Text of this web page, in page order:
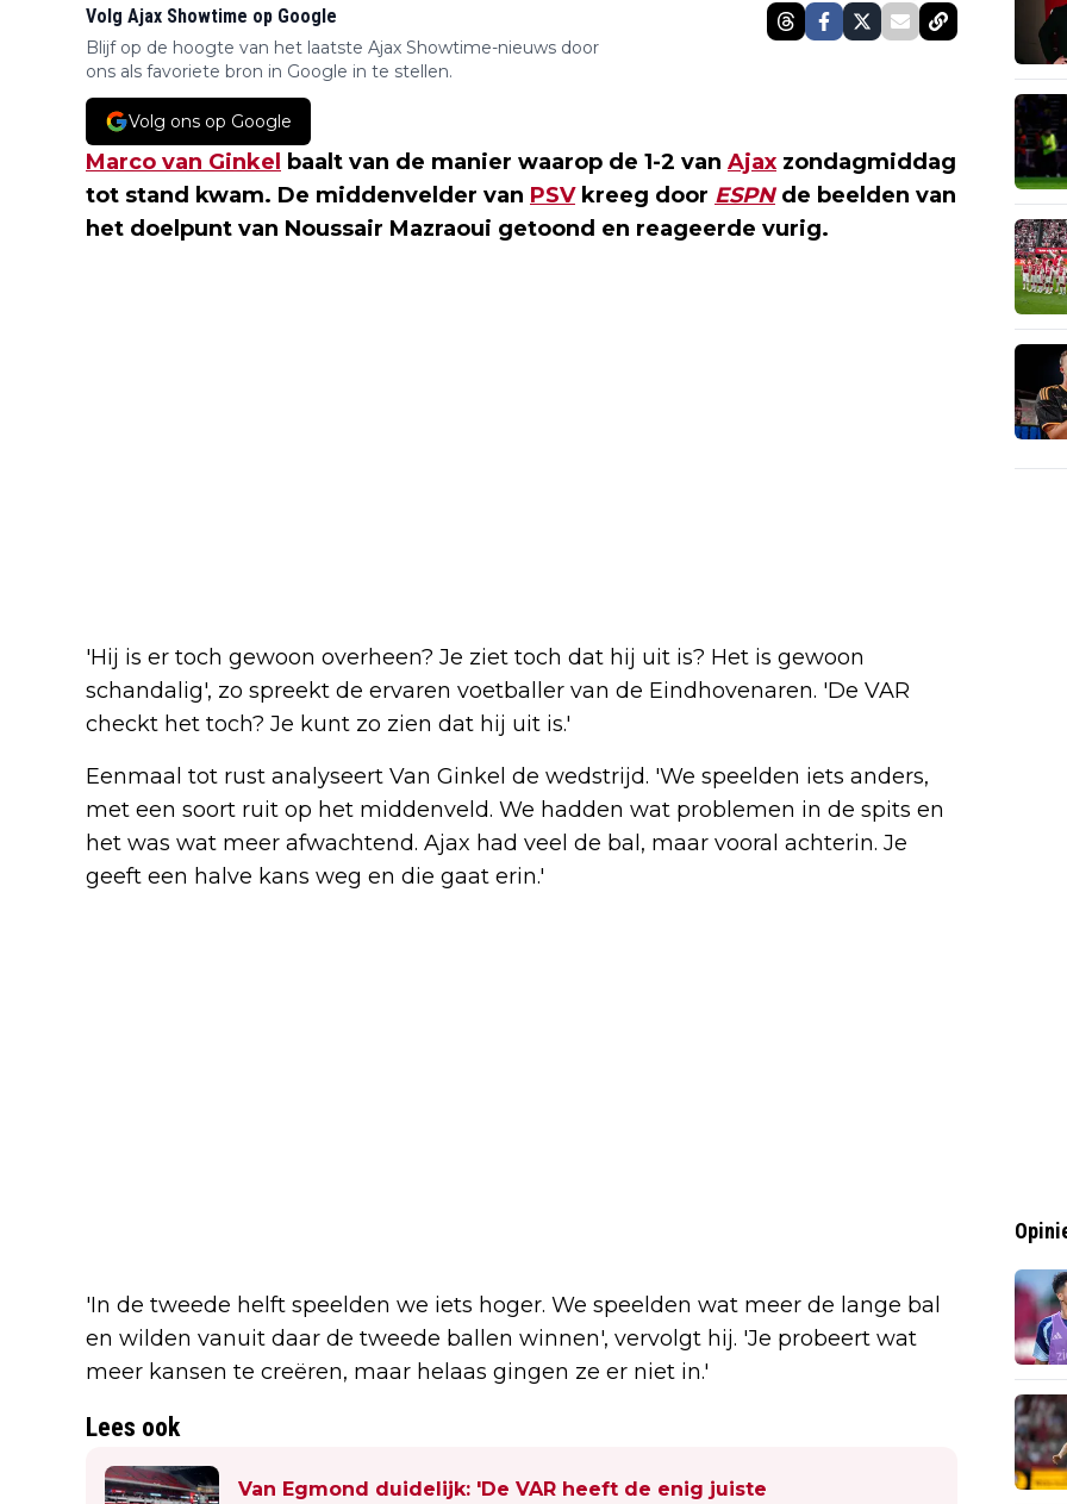
Volg Ajax Showtime op Google
Blijf op de hoogte van het laatste Ajax Showtime-nieuws door
ons als favoriete bron in Google in te stellen.
Volg ons op Google
Marco van Ginkel baalt van de manier waarop de 1-2 van Ajax zondagmiddag
tot stand kwam. De middenvelder van PSVkreeg door ESPNde beelden van
het doelpunt van Noussair Mazraoui getoond en reageerde vurig.
'Hij is er toch gewoon overheen? Je ziet toch dat hij uit is? Het is gewoon
schandalig', zo spreekt de ervaren voetballer van de Eindhovenaren. 'De VAR
checkt het toch? Je kunt zo zien dat hij uit is.'
Eenmaal tot rust analyseert Van Ginkel de wedstrijd. 'We speelden iets anders,
met een soort ruit op het middenveld. We hadden wat problemen in de spits en
het was wat meer afwachtend. Ajax had veel de bal, maar vooral achterin. Je
geeft een halve kans weg en die gaat erin.'
'In de tweede helft speelden we iets hoger. We speelden wat meer de lange bal
en wilden vanuit daar de tweede ballen winnen', vervolgt hij. 'Je probeert wat
meer kansen te creëren, maar helaas gingen ze er niet in.'
Lees ook
Van Egmond duidelijk: 'De VAR heeft de enig juiste